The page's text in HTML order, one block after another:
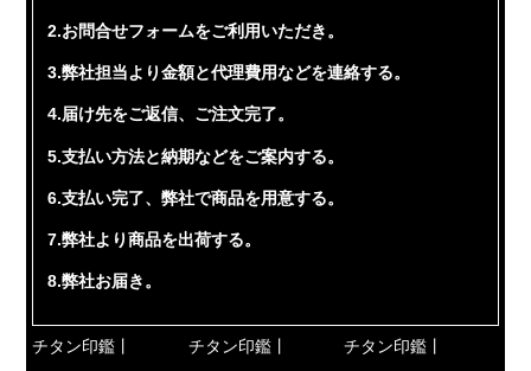
2.お問合せフォームをご利用いただき。
3.弊社担当より金額と代理費用などを連絡する。
4.届け先をご返信、ご注文完了。
5.支払い方法と納期などをご案内する。
6.支払い完了、弊社で商品を用意する。
7.弊社より商品を出荷する。
8.弊社お届き。
チタン印鑑丨 チタン印鑑丨 チタン印鑑丨